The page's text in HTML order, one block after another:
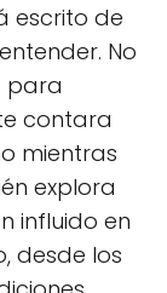
escrito de
No
para
contara
mientras
explora
influido en
desde los